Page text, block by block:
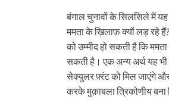
बंगाल चुनावों के सिलसिले में यह
ममता के ख़िलाफ़ क्यों लड़ रहे
को उम्मीद हो सकती है कि
सकती है। एक अन्य अर्थ यह भी
सेक्युलर फ़्रंट को मिल जाएंगे और
करके मुक़ाबला त्रिकोणीय बना